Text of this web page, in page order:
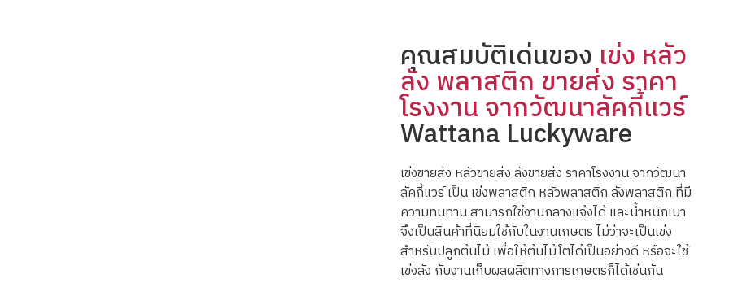
คุณสมบัติเด่นของเข่ง หลัว
ลัง พลาสติก ขายส่ง ราคา
โรงงาน จากวัฒนาลัคกี้แวร์
Wattana Luckyware
เข่งขายส่ง หลัวขายส่ง ลังขายส่ง ราคาโรงงาน จากวัฒนา
ลัคกี้แวร์ เป็น เข่งพลาสติก หลัวพลาสติก ลังพลาสติก ที่มี
ความทนทาน สามารถใช้งานกลางแจ้งได้ และน้ำหนักเบา
จึงเป็นสินค้าที่นิยมใช้กับในงานเกษตร ไม่ว่าจะเป็นเข่ง
สำหรับปลูกต้นไม้ เพื่อให้ต้นไม้โตได้เป็นอย่างดี หรือจะใช้
เข่งลัง กับงานเก็บผลผลิตทางการเกษตรก็ได้เช่นกัน